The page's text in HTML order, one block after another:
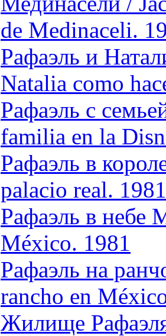
de Medinaceli.
Рафаэль и
Natalia como
Рафаэль с
familia en la
Рафаэль в
palacio real. 1981
Рафаэль в небе
México. 1981
Рафаэль на
rancho en
Жилище